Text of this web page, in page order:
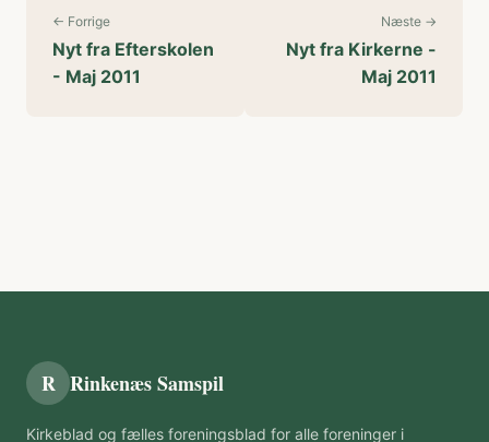
← Forrige
Nyt fra Efterskolen
- Maj 2011
Næste →
Nyt fra Kirkerne -
Maj 2011
R Rinkenæs Samspil
Kirkeblad og fælles foreningsblad for alle foreninger i